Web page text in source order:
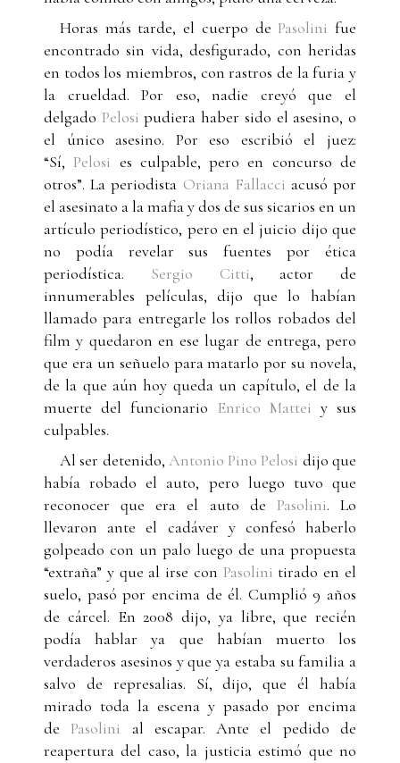
Horas más tarde, el cuerpo dePasolini fue
encontrado sin vida, desfigurado, con heridas
en todos los miembros, con rastros de la furia y
la crueldad. Por eso, nadie creyó que el
delgado Pelosi pudiera haber sido el asesino, o
el único asesino. Por eso escribió el juez:
“Sí, Pelosi es culpable, pero en concurso de
otros”. La periodista Oriana Fallacci acusó por
el asesinato a la mafia y dos de sus sicarios en un
artículo periodístico, pero en el juicio dijo que
no podía revelar sus fuentes por ética
periodística. Sergio Citti, actor de
innumerables películas, dijo que lo habían
llamado para entregarle los rollos robados del
film y quedaron en ese lugar de entrega, pero
que era un señuelo para matarlo por su novela,
de la que aún hoy queda un capítulo, el de la
muerte del funcionario Enrico Mattei y sus
culpables.
Al ser detenido, Antonio Pino Pelosi dijo que
había robado el auto, pero luego tuvo que
reconocer que era el auto de Pasolini. Lo
llevaron ante el cadáver y confesó haberlo
golpeado con un palo luego de una propuesta
“extraña” y que al irse con Pasolini tirado en el
suelo, pasó por encima de él. Cumplió 9 años
de cárcel. En 2008 dijo, ya libre, que recién
podía hablar ya que habían muerto los
verdaderos asesinos y que ya estaba su familia a
salvo de represalias. Sí, dijo, que él había
mirado toda la escena y pasado por encima
dePasolini al escapar. Ante el pedido de
reapertura del caso, la justicia estimó que no